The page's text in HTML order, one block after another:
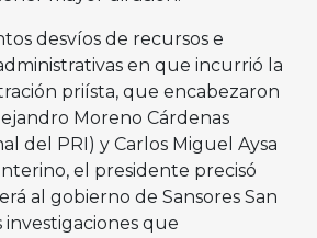
desvíos de recursos e
en que incurrió la
priísta, que encabezaron
Moreno Cárdenas
del PRI) y Carlos Miguel Aysa
el presidente precisó
al gobierno de Sansores San
investigaciones que